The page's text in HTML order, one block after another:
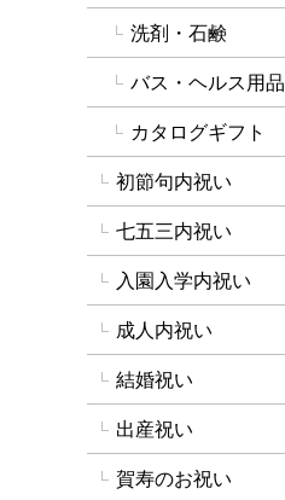
洗剤・石鹸
バス・ヘルス用品
カタログギフト
初節句内祝い
七五三内祝い
入園入学内祝い
成人内祝い
結婚祝い
出産祝い
賀寿のお祝い